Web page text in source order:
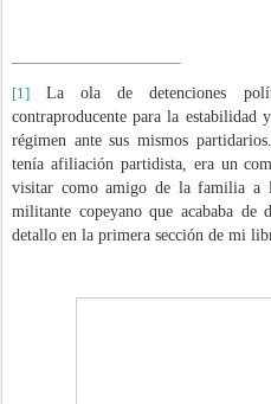
[1]
La ola de detenciones
contraproducente para la
régimen ante sus mismos
tenía afiliación partidista, era un
visitar como amigo de la familia a
militante copeyano que acababa
detallo en la primera sección de mi